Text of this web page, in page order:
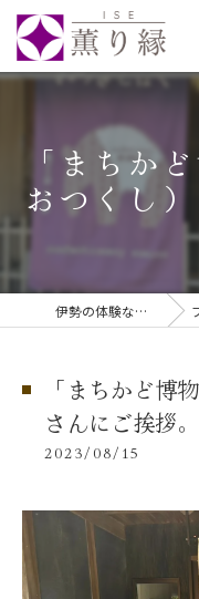
「まちか
おつくし
伊勢の体験なら伊勢薫り縁 ブ
「まちかど博
さんにご挨拶。
2023/08/15